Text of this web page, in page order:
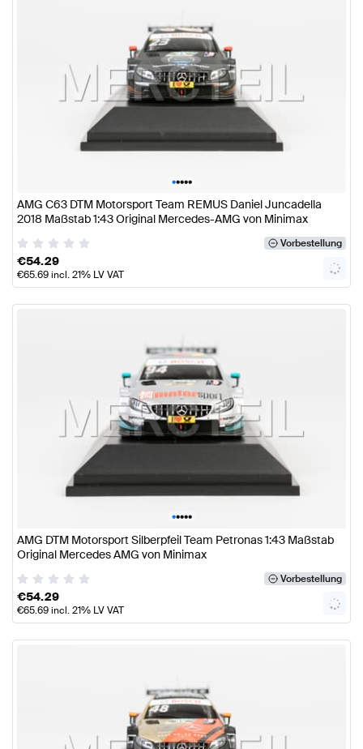
•••••
AMG C63 DTM Motorsport Team REMUS Daniel Juncadella
2018 Maßstab 1:43 Original Mercedes-AMG von Minimax
Vorbestellung
€54.29
€65.69incl. 21% LV VAT
•••••
AMG DTM Motorsport Silberpfeil Team Petronas 1:43 Maßstab
Original Mercedes AMG von Minimax
Vorbestellung
€54.29
€65.69incl. 21% LV VAT